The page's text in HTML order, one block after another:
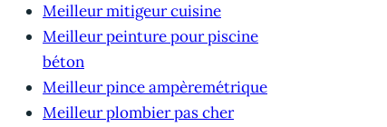
Meilleur mitigeur cuisine
Meilleur peinture pour piscine
béton
Meilleur pince ampèremétrique
Meilleur plombier pas cher